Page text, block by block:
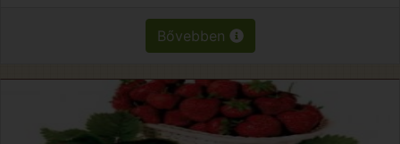
Bővebben